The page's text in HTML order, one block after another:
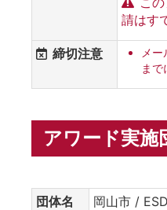
請はす
締切注意
メ
まで
アワード実施
団体名
岡山市 /